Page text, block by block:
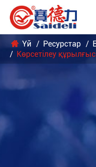
Үй Ресурстар
Көрсетілеу